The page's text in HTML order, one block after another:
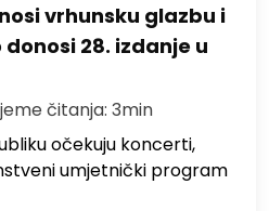
vrhunsku glazbu i
28. izdanje u
čitanja: 3min
očekuju koncerti,
umjetnički program